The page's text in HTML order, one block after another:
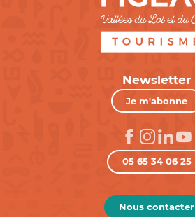
Newsletter
Je m'abonne
05 65 34 06 25
Nous contacter